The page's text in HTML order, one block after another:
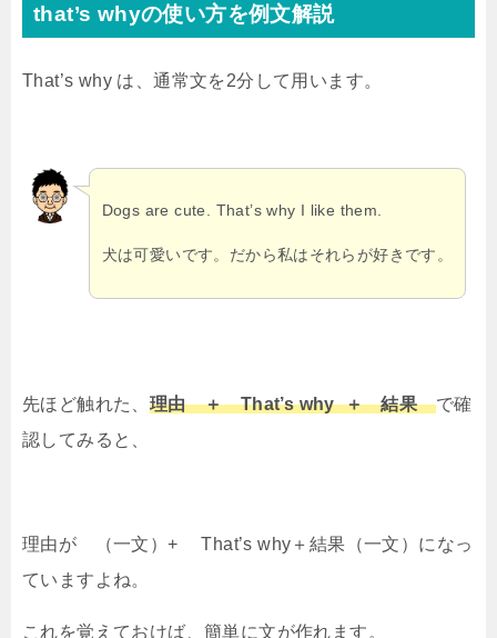
that’s whyの使い方を例文解説
That’s why は、通常文を2分して用います。
Dogs are cute. That’s why I like them.
犬は可愛いです。だから私はそれらが好きです。
先ほど触れた、 理由 ＋ That’s why ＋ 結果で確
認してみると、
理由が （一文）+ That’s why＋結果（一文）になっ
ていますよね。
これを覚えておけば、簡単に文が作れます。